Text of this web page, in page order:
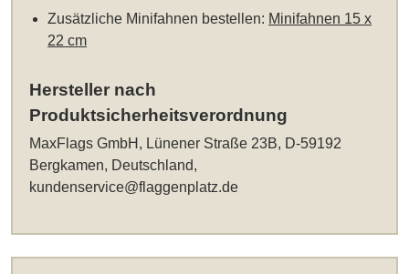
Zusätzliche Minifahnen bestellen: Minifahnen 15 x
22 cm
Hersteller nach
Produktsicherheitsverordnung
MaxFlags GmbH, Lünener Straße 23B, D-59192
Bergkamen, Deutschland,
kundenservice@flaggenplatz.de